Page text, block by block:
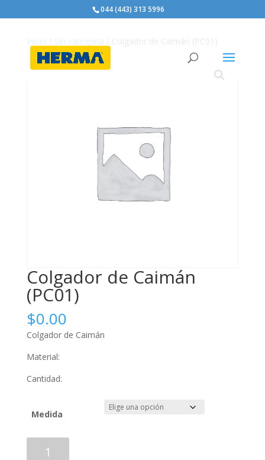
044 (443) 313 5996
Inicio Sin categoría
Colgador de Caimán
(PC01)
$0.00
Colgador de Caimán
Material:
Cantidad:
Medida